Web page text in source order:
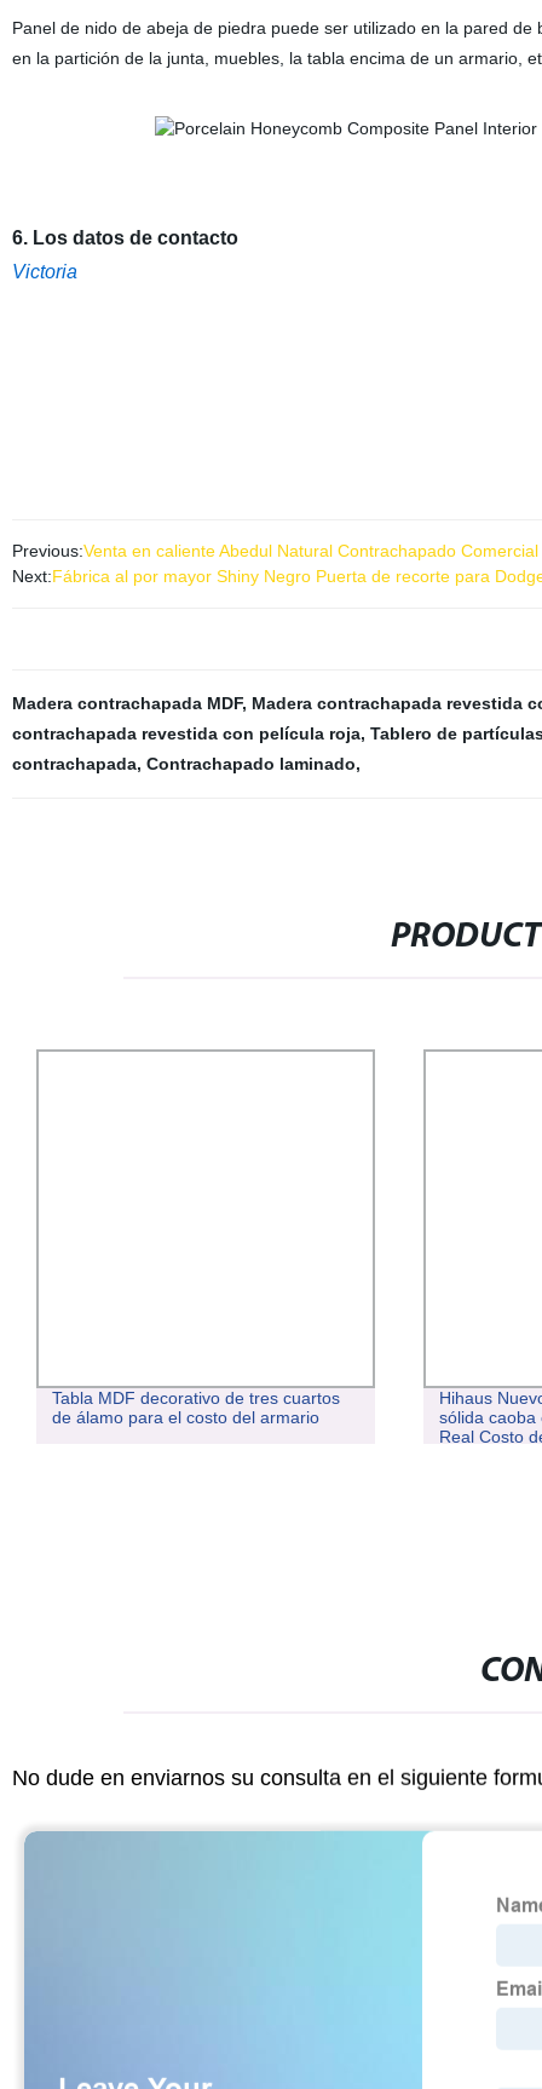
Panel de nido de abeja de piedra puede ser utilizado en la pared
en la partición de la junta, muebles, la tabla encima de un armario,
6. Los datos de contacto
Victoria
Previous:Venta en caliente Abedul Natural Contrachapado
Next:Fábrica al por mayor Shiny Negro Puerta de recorte para
Madera contrachapada MDF, Madera contrachapada revestida
contrachapada revestida con película roja, Tablero de
contrachapada, Contrachapado laminado,
Hihaus Nuevo exterior de madera
sólida caoba con paneles Nyatoh Teak
Calidad
Chapa de
hecho en
No dude en enviarnos su consulta en el siguiente